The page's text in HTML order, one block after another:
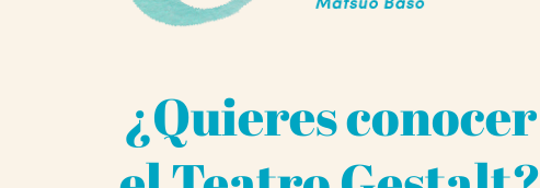
¿Quieres conocer